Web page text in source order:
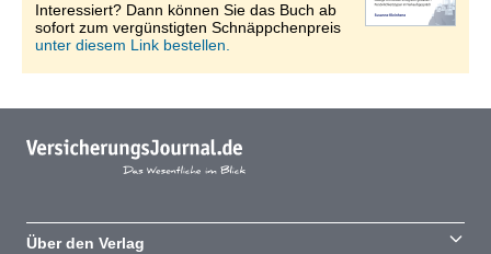
Interessiert? Dann können Sie das Buch ab
sofort zum vergünstigten Schnäppchenpreis
unter diesem Link bestellen.
Über den Verlag